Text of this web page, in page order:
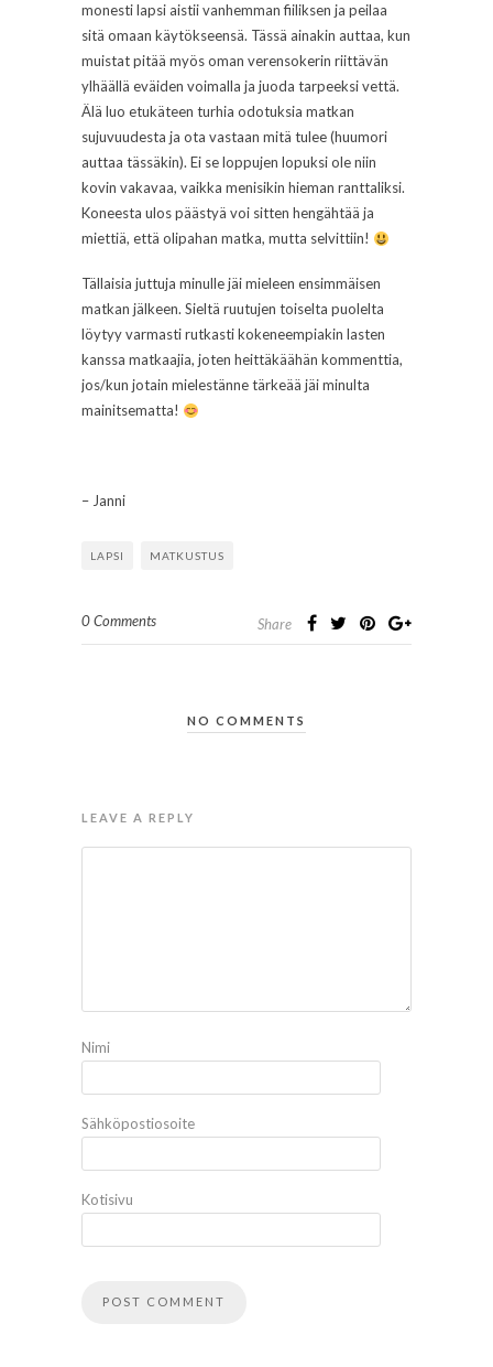
monesti lapsi aistii vanhemman fiiliksen ja peilaa
sitä omaan käytökseensä. Tässä ainakin auttaa, kun
muistat pitää myös oman verensokerin riittävän
ylhäällä eväiden voimalla ja juoda tarpeeksi vettä.
Älä luo etukäteen turhia odotuksia matkan
sujuvuudesta ja ota vastaan mitä tulee (huumori
auttaa tässäkin). Ei se loppujen lopuksi ole niin
kovin vakavaa, vaikka menisikin hieman ranttaliksi.
Koneesta ulos päästyä voi sitten hengähtää ja
miettiä, että olipahan matka, mutta selvittiin!
Tällaisia juttuja minulle jäi mieleen ensimmäisen
matkan jälkeen. Sieltä ruutujen toiselta puolelta
löytyy varmasti rutkasti kokeneempiakin lasten
kanssa matkaajia, joten heittäkäähän kommenttia,
jos/kun jotain mielestänne tärkeää jäi minulta
mainitsematta!
– Janni
LAPSI MATKUSTUS
0 Comments Share
NO COMMENTS
LEAVE A REPLY
Nimi
Sähköpostiosoite
Kotisivu